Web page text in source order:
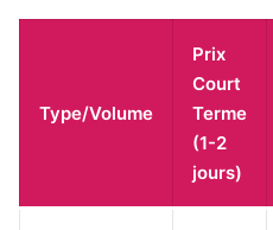
Type/Volume
Prix
Court
Terme
(1-2
jours)